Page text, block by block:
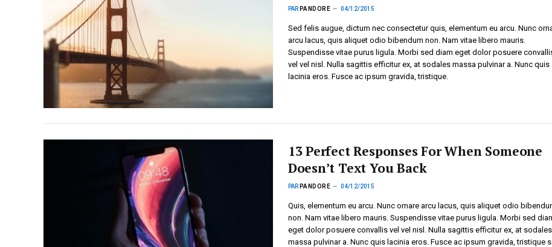
PAR PANDORE 04/12/2015
Sed felis augue, dictum nec consectetur quis, elementum eu arcu. Nunc
arcu lacus, quis aliquet odio bibendum non. Nam vitae libero mauris.
Suspendisse vitae purus ligula. Morbi sed diam eget dolor posuere
vel vel nisl. Nulla sagittis efficitur ex, at sodales massa pulvinar a. Nunc quis
lacinia eros. Fusce ac ipsum gravida, tristique.
13 Perfect Responses For When Someone
Doesn’t Text You Back
PAR PANDORE 04/12/2015
Quis, elementum eu arcu. Nunc ornare arcu lacus, quis aliquet odio
non. Nam vitae libero mauris. Suspendisse vitae purus ligula. Morbi sed
eget dolor posuere convallis vel vel nisl. Nulla sagittis efficitur ex, at sodales
massa pulvinar a. Nunc quis lacinia eros. Fusce ac ipsum gravida, tristique